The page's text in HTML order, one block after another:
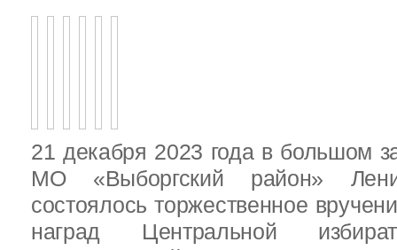
21 декабря 2023 года в большом
МО «Выборгский район»
состоялось торжественное
наград Центральной